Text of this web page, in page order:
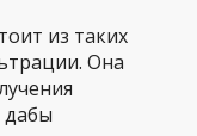
из таких
Она